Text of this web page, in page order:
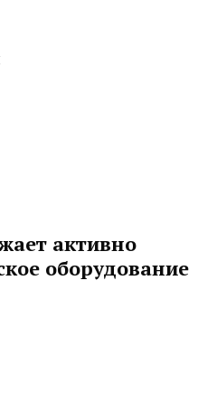
активно
оборудование